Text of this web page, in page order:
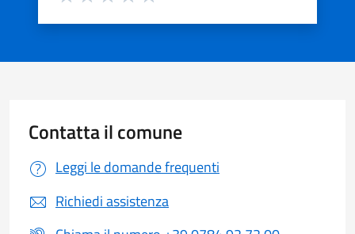
Contatta il comune
Leggi le domande frequenti
Richiedi assistenza